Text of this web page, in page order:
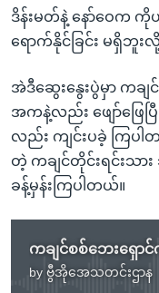
ဒိန်းမတ်နဲ့ နော်ဝေက
ရောက်နိုင်ခြင်း မရှိဘူ
အဲဒီဆွေးနွေးပွဲမှာ ကခ
အကနဲ့လည်း ဖျော်ဖြေပ
လည်း ကျင်းပခဲ့ ကြပါ
တဲ့ ကချင်တိုင်းရင်းသား
ခန့်မှန်းကြပါတယ်။
by ဗွီအိုအေသတင်းဌာန
No